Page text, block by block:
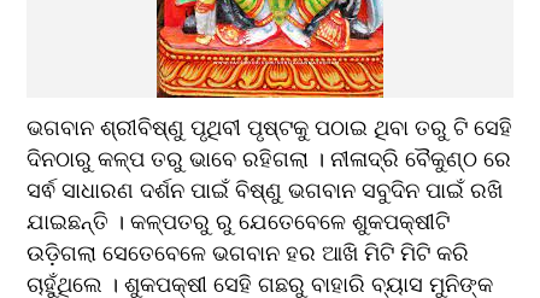
ଭଗବାନ ଶ୍ରୀବିଷ୍ଣୁ ପୃଥିବୀ ପୃଷ୍ଟକୁ ପଠାଇ ଥିବା ତରୁ ଟି ସେହି
ଦିନଠାରୁ କଳ୍ପ ତରୁ ଭାବେ ରହିଗଲା । ନୀଳାଦ୍ରି ବୈକୁଣ୍ଠ ରେ
ସର୍ଵ ସାଧାରଣ ଦର୍ଶନ ପାଇଁ ବିଷ୍ଣୁ ଭଗବାନ ସବୁଦିନ ପାଇଁ ରଖି
ଯାଇଛନ୍ତି । କଳ୍ପତରୁ ରୁ ଯେତେବେଳେ ଶୁକପକ୍ଷୀଟି
ଉଡ଼ିଗଲା ସେତେବେଳେ ଭଗବାନ ହର ଆଖି ମିଟି ମିଟି କରି
ଚାହୁଁଥିଲେ । ଶୁକପକ୍ଷୀ ସେହି ଗଛରୁ ବାହାରି ବ୍ୟାସ ମୁନିଙ୍କ